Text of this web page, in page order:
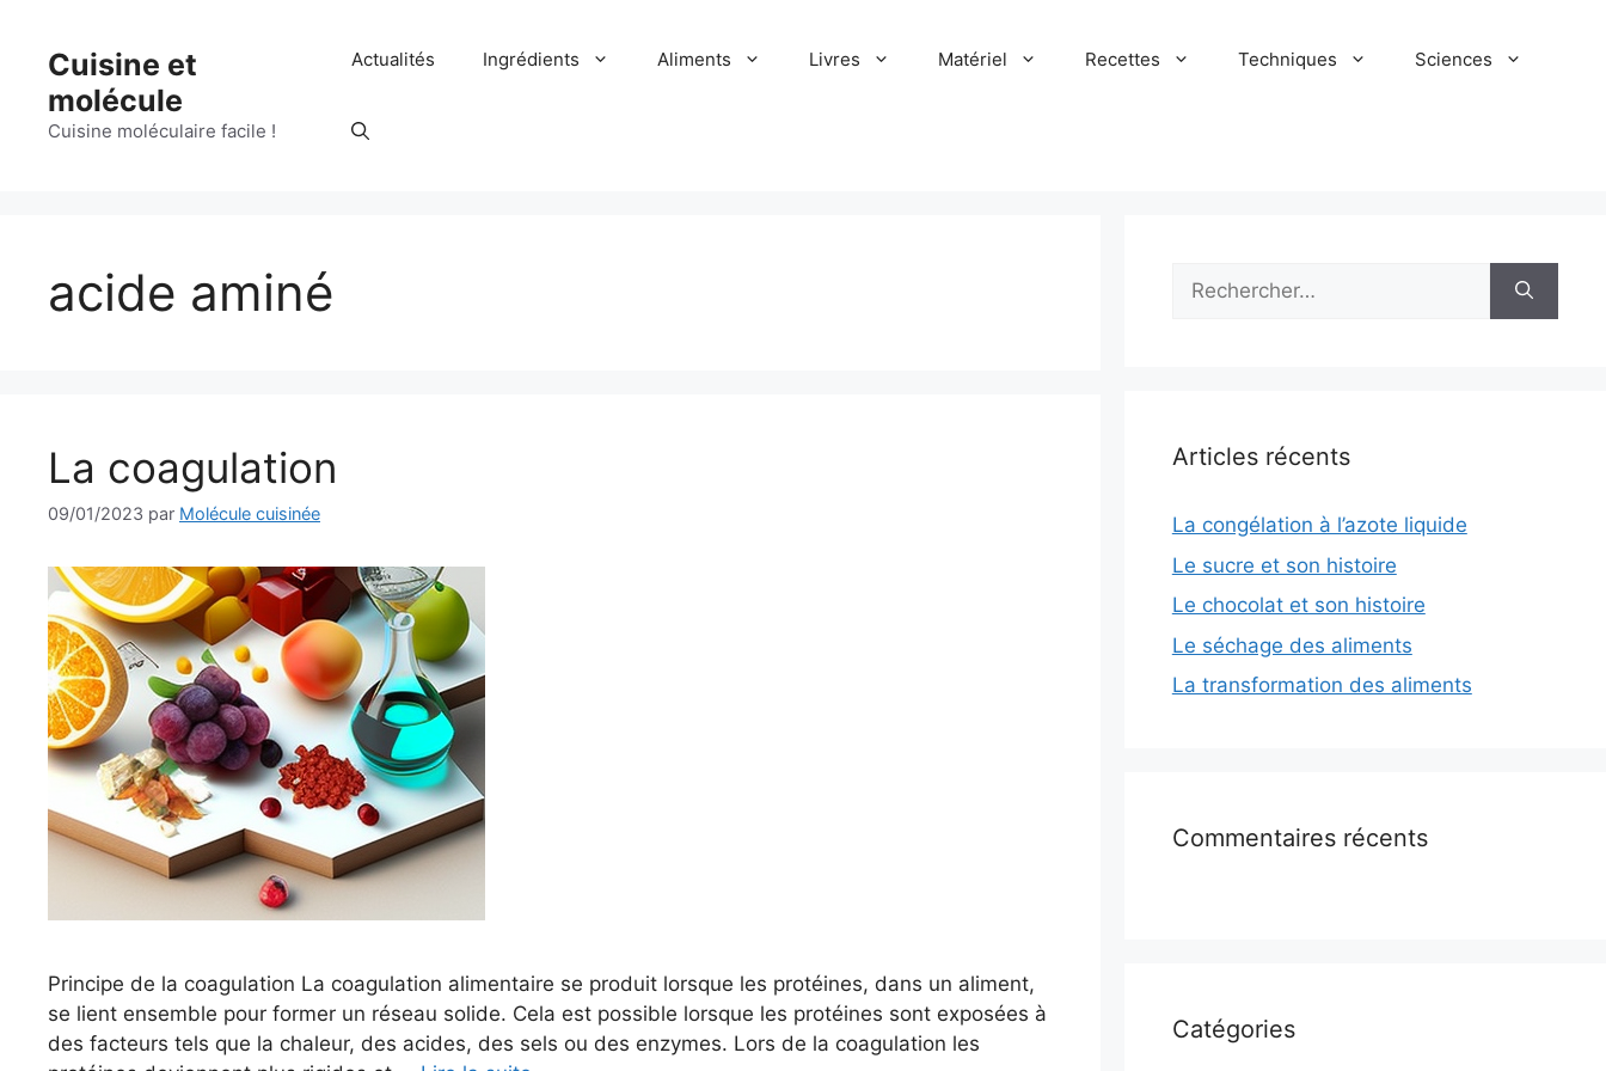
contenuCuisine et
molécule
Cuisine moléculaire facile !
Actualités Ingrédients Aliments Livres Matériel Recettes Techniques Sciences
acide aminé
La coagulation
09/01/2023 par Molécule cuisinée
Principe de la coagulation La coagulation alimentaire se produit lorsque les protéines, dans un aliment,
se lient ensemble pour former un réseau solide. Cela est possible lorsque les protéines sont exposées à
des facteurs tels que la chaleur, des acides, des sels ou des enzymes. Lors de la coagulation les
Rechercher :
Articles récents
La congélation à l’azote liquide
Le sucre et son histoire
Le chocolat et son histoire
Le séchage des aliments
La transformation des aliments
Commentaires récents
Catégories